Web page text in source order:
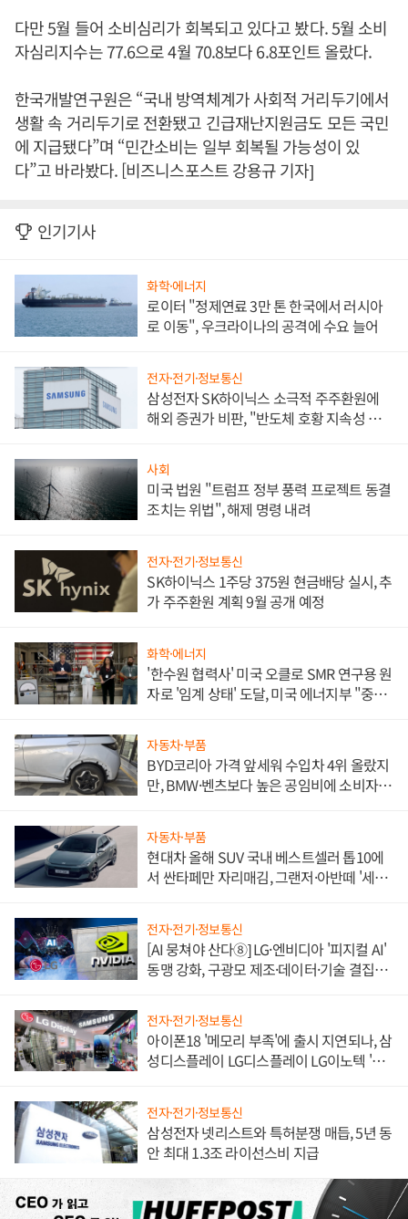
다만 5월 들어 소비심리가 회복되고 있다고 봤다. 5월 소비
자심리지수는 77.6으로 4월 70.8보다 6.8포인트 올랐다.
한국개발연구원은 “국내 방역체계가 사회적 거리두기에서
생활 속 거리두기로 전환됐고 긴급재난지원금도 모든 국민
에 지급됐다”며 “민간소비는 일부 회복될 가능성이 있
다”고 바라봤다. [비즈니스포스트 강용규 기자]
인기기사
화학·에너지
로이터 "정제연료 3만 톤 한국에서 러시아
로 이동", 우크라이나의 공격에 수요 늘어
전자·전기·정보통신
삼성전자 SK하이닉스 소극적 주주환원에
해외 증권가 비판, "반도체 호황 지속성 의
사회
미국 법원 "트럼프 정부 풍력 프로젝트 동결
조치는 위법", 해제 명령 내려
전자·전기·정보통신
SK하이닉스 1주당 375원 현금배당 실시, 추
가 주주환원 계획 9월 공개 예정
화학·에너지
'한수원 협력사' 미국 오클로 SMR 연구용 원
자로 '임계 상태' 도달, 미국 에너지부 "중요
자동차·부품
BYD코리아 가격 앞세워 수입차 4위 올랐지
만, BMW·벤츠보다 높은 공임비에 소비자
자동차·부품
현대차 올해 SUV 국내 베스트셀러 톱10에
서 싼타페만 자리매김, 그랜저·아반떼 '세단
전자·전기·정보통신
[AI 뭉쳐야 산다⑧] LG·엔비디아 '피지컬 AI'
동맹 강화, 구광모 제조·데이터·기술 결집
전자·전기·정보통신
아이폰18 '메모리 부족'에 출시 지연되나, 삼
성디스플레이 LG디스플레이 LG이노텍 '탈
전자·전기·정보통신
삼성전자 넷리스트와 특허분쟁 매듭, 5년 동
안 최대 1.3조 라이선스비 지급